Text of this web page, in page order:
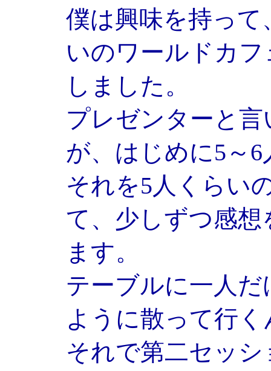
僕は興味を持って
いのワールドカ
しました。
プレゼンターと
が、はじめに5～
それを5人くらい
て、少しずつ感
ます。
テーブルに一人
ように散って行
それで第二セッ